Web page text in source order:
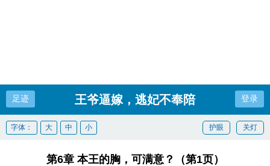
足迹 王爷逼嫁，逃妃不奉陪 登录
关灯
护眼
字体： 大 中 小
第6章 本王的胸，可满意？（第1页）